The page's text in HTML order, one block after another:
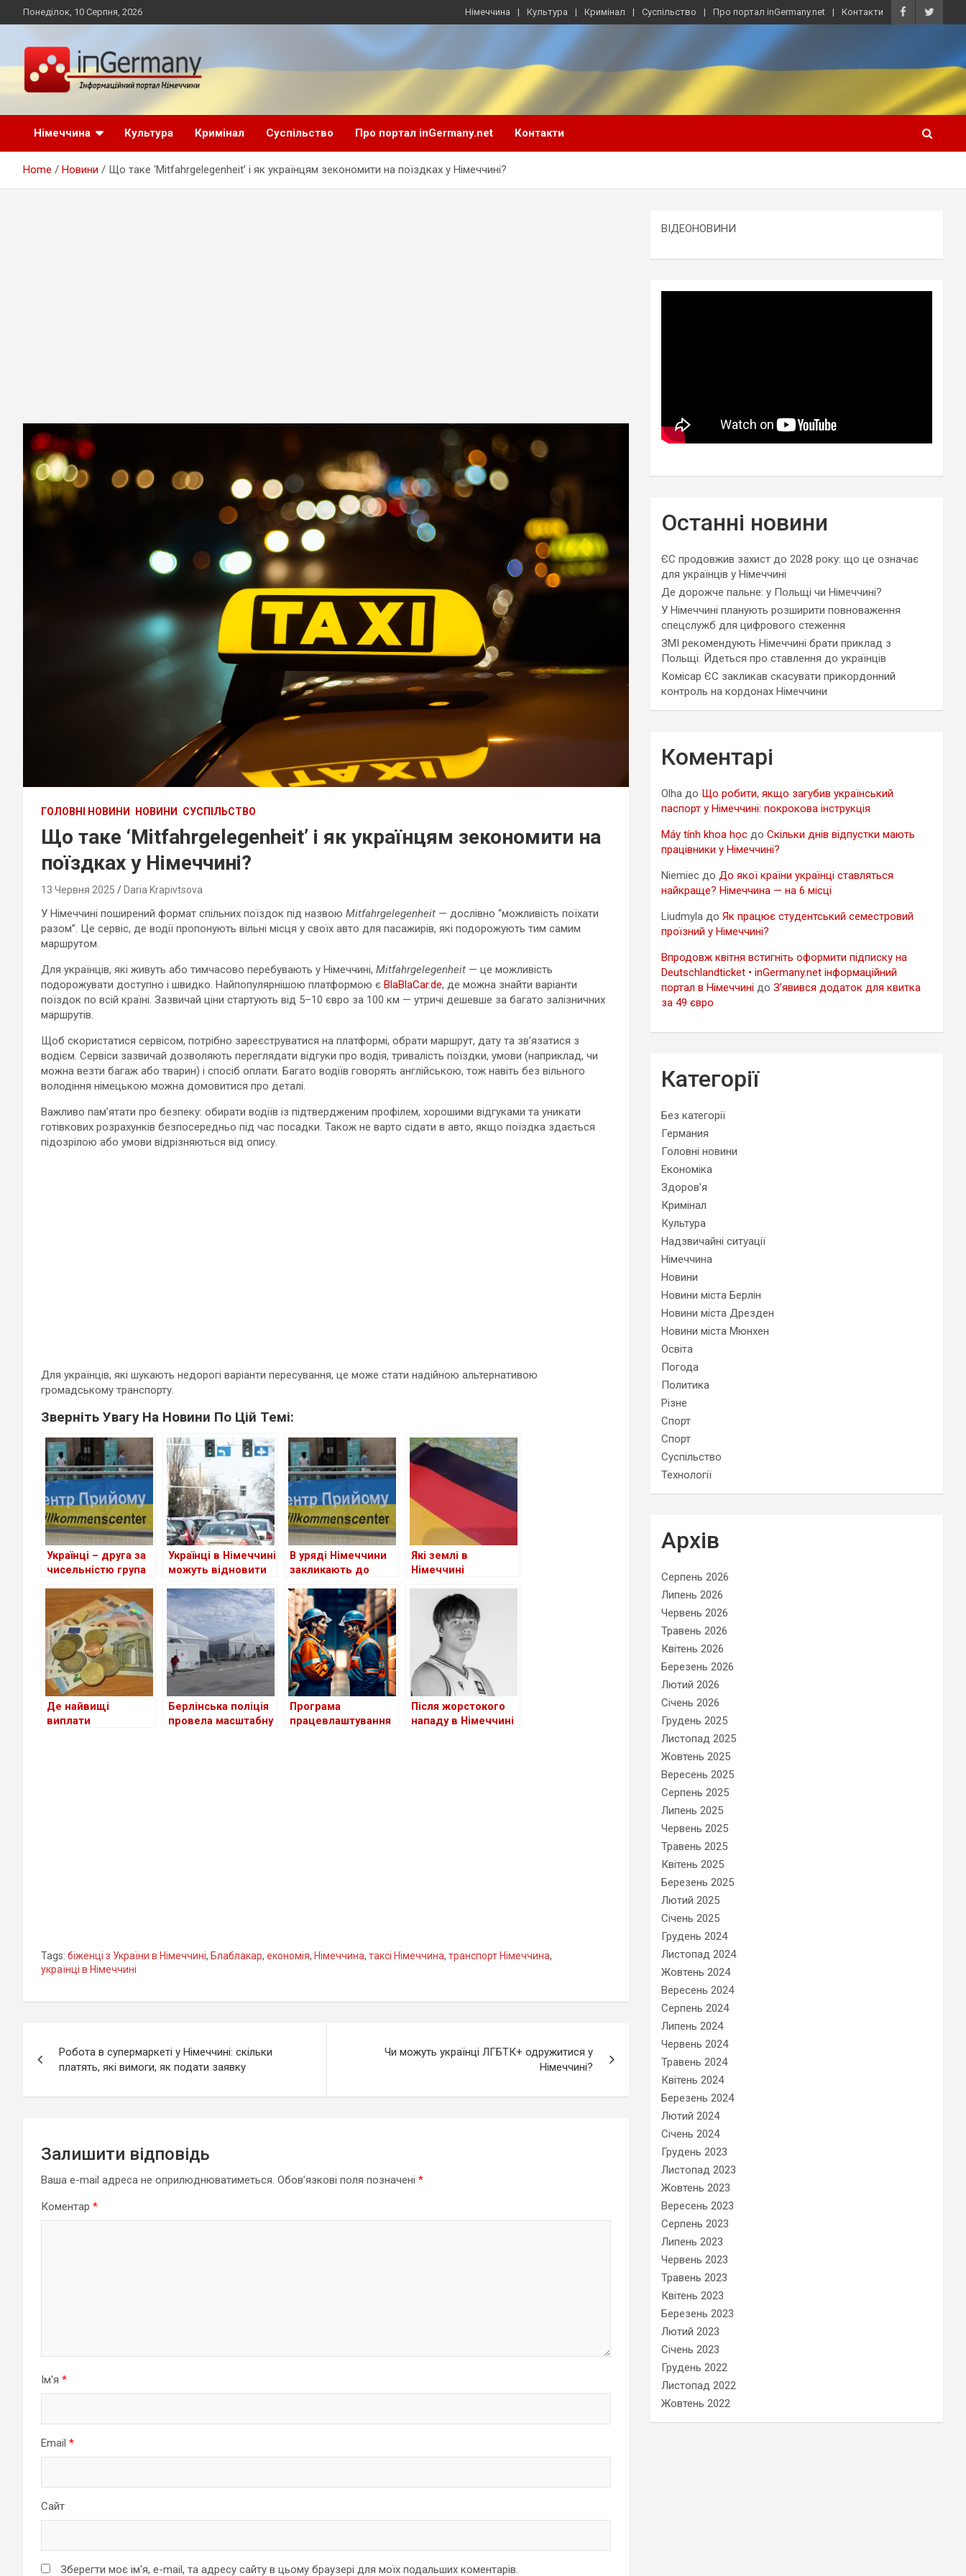
to
Понеділок, 10 Серпня, 2026 Німеччина Культура Кримінал Суспільство Про портал inGermany.net Контакти
inGermany.net
інформаційний
портал в Німеччині
Німеччини, українці в Німеччині
Німеччина
Культура Кримінал Суспільство Про портал inGermany.net Контакти
Home Новини Що таке ‘Mitfahrgelegenheit’ і як українцям зекономити на поїздках у Німеччині?
ГОЛОВНІ НОВИНИ НОВИНИ СУСПІЛЬСТВО
Що таке ‘Mitfahrgelegenheit’ і як українцям зекономити на
поїздках у Німеччині?
13 Червня 2025 Daria Krapivtsova
У Німеччині поширений формат спільних поїздок під назвою Mitfahrgelegenheit — дослівно “можливість поїхати
разом”. Це сервіс, де водії пропонують вільні місця у своїх авто для пасажирів, які подорожують тим самим
маршрутом.
Для українців, які живуть або тимчасово перебувають у Німеччині, Mitfahrgelegenheit — це можливість
подорожувати доступно і швидко. Найпопулярнішою платформою є BlaBlaCar.de, де можна знайти варіанти
поїздок по всій країні. Зазвичай ціни стартують від 5–10 євро за 100 км — утричі дешевше за багато залізничних
маршрутів.
Щоб скористатися сервісом, потрібно зареєструватися на платформі, обрати маршрут, дату та зв’язатися з
водієм. Сервіси зазвичай дозволяють переглядати відгуки про водія, тривалість поїздки, умови (наприклад, чи
можна везти багаж або тварин) і спосіб оплати. Багато водіїв говорять англійською, тож навіть без вільного
володіння німецькою можна домовитися про деталі.
Важливо пам’ятати про безпеку: обирати водіїв із підтвердженим профілем, хорошими відгуками та уникати
готівкових розрахунків безпосередньо під час посадки. Також не варто сідати в авто, якщо поїздка здається
підозрілою або умови відрізняються від опису.
Для українців, які шукають недорогі варіанти пересування, це може стати надійною альтернативою
громадському транспорту.
Зверніть Увагу На Новини По Цій Темі:
Українці – друга за
чисельністю група
Українці в Німеччині
можуть відновити
посвідчення водія
В уряді Німеччини
закликають до
для шукачів
притулку: чи
стосується це
українців?
Які землі в
Німеччині
біженців із України
станом на сьогодні
Де найвищі
виплати
Берлінська поліція
провела масштабну
Програма
працевлаштування
Після жорстокого
нападу в Німеччині
Tags: біженці з України в Німеччині, Блаблакар, економія, Німеччина, таксі Німеччина, транспорт Німеччина,
українці в Німеччині
записів
Робота в супермаркеті у Німеччині: скільки
платять, які вимоги, як подати заявку
Чи можуть українці ЛГБТК+ одружитися у
Німеччині?
Залишити відповідь
Ваша e-mail адреса не оприлюднюватиметься. Обов’язкові поля позначені *
Коментар *
Ім'я *
Email *
Сайт
Зберегти моє ім'я, e-mail, та адресу сайту в цьому браузері для моїх подальших коментарів.
ВІДЕОНОВИНИ
Останні новини
ЄС продовжив захист до 2028 року: що це означає
для українців у Німеччині
Де дорожче пальне: у Польщі чи Німеччині?
У Німеччині планують розширити повноваження
спецслужб для цифрового стеження
ЗМІ рекомендують Німеччині брати приклад з
Польщі. Йдеться про ставлення до українців
Комісар ЄС закликав скасувати прикордонний
контроль на кордонах Німеччини
Коментарі
Olha до Що робити, якщо загубив український
паспорт у Німеччині: покрокова інструкція
Máy tính khoa học доСкільки днів відпустки мають
працівники у Німеччині?
Niemiec доДо якої країни українці ставляться
найкраще? Німеччина — на 6 місці
Liudmyla доЯк працює студентський семестровий
проїзний у Німеччині?
Впродовж квітня встигніть оформити підписку на
Deutschlandticket • inGermany.net інформаційний
портал в Німеччині доЗ’явився додаток для квитка
за 49 євро
Категорії
Без категорії
Германия
Головні новини
Економіка
Здоров'я
Кримінал
Культура
Надзвичайні ситуації
Німеччина
Новини
Новини міста Берлін
Новини міста Дрезден
Новини міста Мюнхен
Освіта
Погода
Политика
Різне
Спорт
Спорт
Суспільство
Технології
Архів
Серпень 2026
Липень 2026
Червень 2026
Травень 2026
Квітень 2026
Березень 2026
Лютий 2026
Січень 2026
Грудень 2025
Листопад 2025
Жовтень 2025
Вересень 2025
Серпень 2025
Липень 2025
Червень 2025
Травень 2025
Квітень 2025
Березень 2025
Лютий 2025
Січень 2025
Грудень 2024
Листопад 2024
Жовтень 2024
Вересень 2024
Серпень 2024
Липень 2024
Червень 2024
Травень 2024
Квітень 2024
Березень 2024
Лютий 2024
Січень 2024
Грудень 2023
Листопад 2023
Жовтень 2023
Вересень 2023
Серпень 2023
Липень 2023
Червень 2023
Травень 2023
Квітень 2023
Березень 2023
Лютий 2023
Січень 2023
Грудень 2022
Листопад 2022
Жовтень 2022